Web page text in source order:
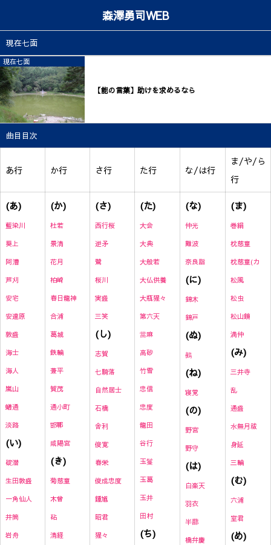
森澤勇司WEB
現在七面
現在七面
【能の言葉】助けを求めるなら
曲目目次
あ行 か行 さ行 た行 な/は行
ま/や/ら
行
(あ)
藍染川
葵上
阿漕
芦刈
安宅
安達原
敦盛
海士
海人
嵐山
蟻通
淡路
(い)
碇潜
生田敦盛
一角仙人
井筒
岩舟
(か)
杜若
景清
花月
柏崎
春日龍神
合浦
葛城
鉄輪
兼平
賀茂
通小町
邯鄲
咸陽宮
(き)
菊慈童
木曾
砧
清経
(さ)
西行桜
逆矛
鷺
桜川
実盛
三笑
(し)
志賀
七騎落
自然居士
石橋
舎利
俊寛
春栄
俊成忠度
鍾馗
昭君
猩々
(た)
大会
大典
大般若
大仏供養
大瓶猩々
第六天
當麻
高砂
竹雪
忠信
忠度
龍田
谷行
玉鬘
玉葛
玉井
田村
(ち)
(な)
仲光
難波
奈良詣
(に)
錦木
錦戸
(ぬ)
鵺
(ね)
寝覚
(の)
野宮
野守
(は)
白楽天
羽衣
半蔀
橋弁慶
(ま)
巻絹
枕慈童
枕慈童(カ
松風
松虫
松山鏡
満仲
(み)
三井寺
乱
通盛
水無月祓
身延
三輪
(む)
六浦
室君
(め)